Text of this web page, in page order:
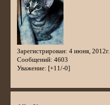
Зарегистрирован: 4 июня, 2012г.
Сообщений: 4603
Уважение: [+11/-0]